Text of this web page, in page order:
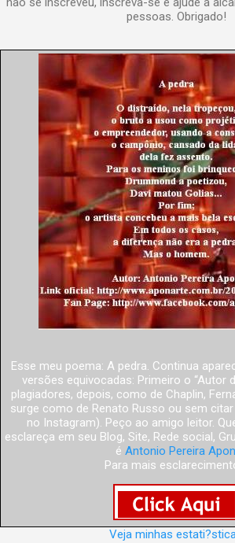
pessoas. Obrigado!
Esse meu poema: A pedra. Continua
versões equivocadas: Primeiro o “Autor
plagiadores, depois, como de Chaplin,
surge como de Renato Russo ou sem
no Instagram). Peço ao amigo leitor.
esclareça em seu Blog, Site, Rede social,
é Antonio Pereira Apon
Para mais
Veja minhas